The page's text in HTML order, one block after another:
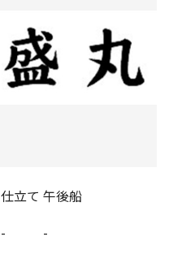
仕立て 午後船
-
-